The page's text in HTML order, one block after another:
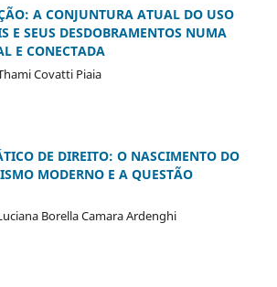
A CONJUNTURA ATUAL DO USO
E SEUS DESDOBRAMENTOS NUMA
E CONECTADA
Covatti Piaia
DE DIREITO: O NASCIMENTO DO
MODERNO E A QUESTÃO
Borella Camara Ardenghi